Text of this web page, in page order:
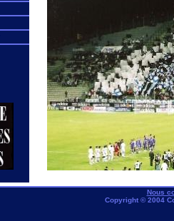
Nous
Copyright © 2004